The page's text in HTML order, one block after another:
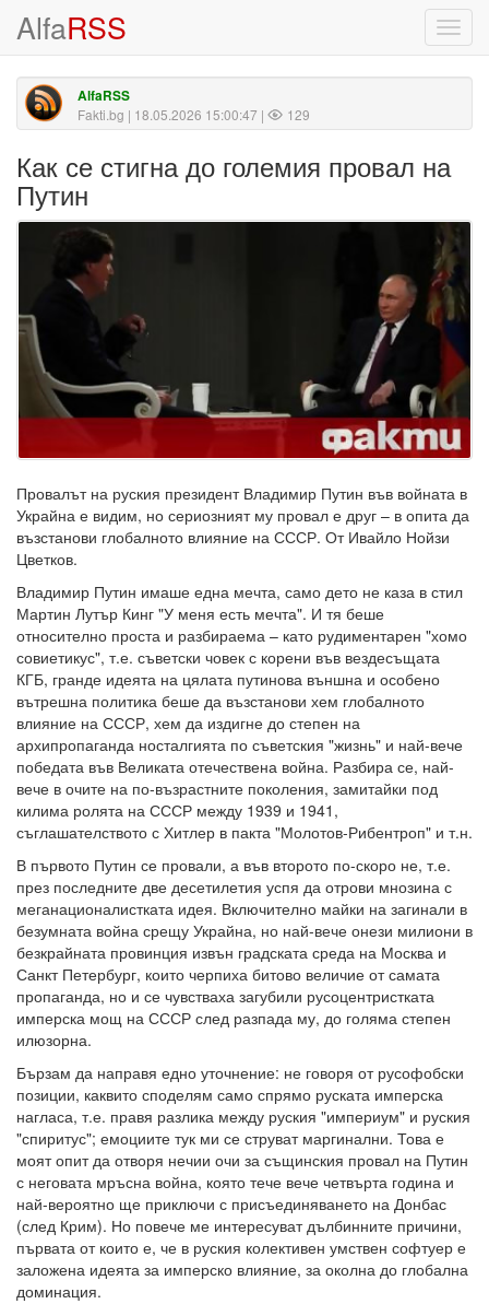
AlfaRSS
AlfaRSS
Fakti.bg | 18.05.2026 15:00:47 | 129
Как се стигна до големия провал на
Путин
Провалът на руския президент Владимир Путин във войната в
Украйна е видим, но сериозният му провал е друг – в опита да
възстанови глобалното влияние на СССР. От Ивайло Нойзи
Цветков.
Владимир Путин имаше една мечта, само дето не каза в стил
Мартин Лутър Кинг "У меня есть мечта". И тя беше
относително проста и разбираема – като рудиментарен "хомо
совиетикус", т.е. съветски човек с корени във вездесъщата
КГБ, гранде идеята на цялата путинова външна и особено
вътрешна политика беше да възстанови хем глобалното
влияние на СССР, хем да издигне до степен на
архипропаганда носталгията по съветския "жизнь" и най-вече
победата във Великата отечествена война. Разбира се, най-
вече в очите на по-възрастните поколения, замитайки под
килима ролята на СССР между 1939 и 1941,
съглашателството с Хитлер в пакта "Молотов-Рибентроп" и т.н.
В първото Путин се провали, а във второто по-скоро не, т.е.
през последните две десетилетия успя да отрови мнозина с
меганационалистката идея. Включително майки на загинали в
безумната война срещу Украйна, но най-вече онези милиони в
безкрайната провинция извън градската среда на Москва и
Санкт Петербург, които черпиха битово величие от самата
пропаганда, но и се чувстваха загубили русоцентристката
имперска мощ на СССР след разпада му, до голяма степен
илюзорна.
Бързам да направя едно уточнение: не говоря от русофобски
позиции, каквито споделям само спрямо руската имперска
нагласа, т.е. правя разлика между руския "империум" и руския
"спиритус"; емоциите тук ми се струват маргинални. Това е
моят опит да отворя нечии очи за същинския провал на Путин
с неговата мръсна война, която тече вече четвърта година и
най-вероятно ще приключи с присъединяването на Донбас
(след Крим). Но повече ме интересуват дълбинните причини,
първата от които е, че в руския колективен умствен софтуер е
заложена идеята за имперско влияние, за околна до глобална
доминация.